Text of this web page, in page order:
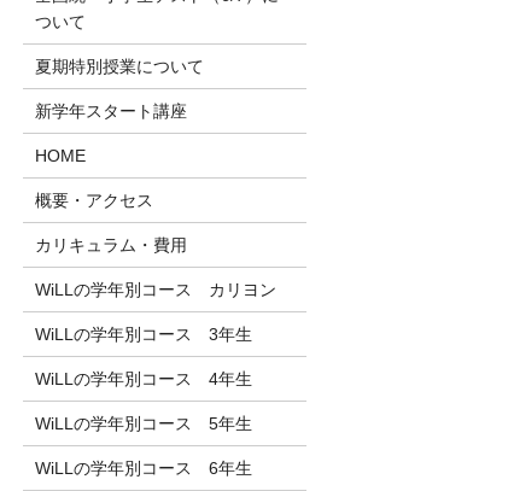
ついて
夏期特別授業について
新学年スタート講座
HOME
概要・アクセス
カリキュラム・費用
WiLLの学年別コース カリヨン
WiLLの学年別コース 3年生
WiLLの学年別コース 4年生
WiLLの学年別コース 5年生
WiLLの学年別コース 6年生